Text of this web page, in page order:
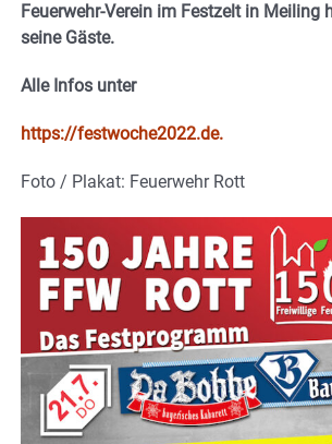
Feuerwehr-Verein im Festzelt in Meiling
seine Gäste.
Alle Infos unter
https://festwoche2022.de.
Foto / Plakat: Feuerwehr Rott